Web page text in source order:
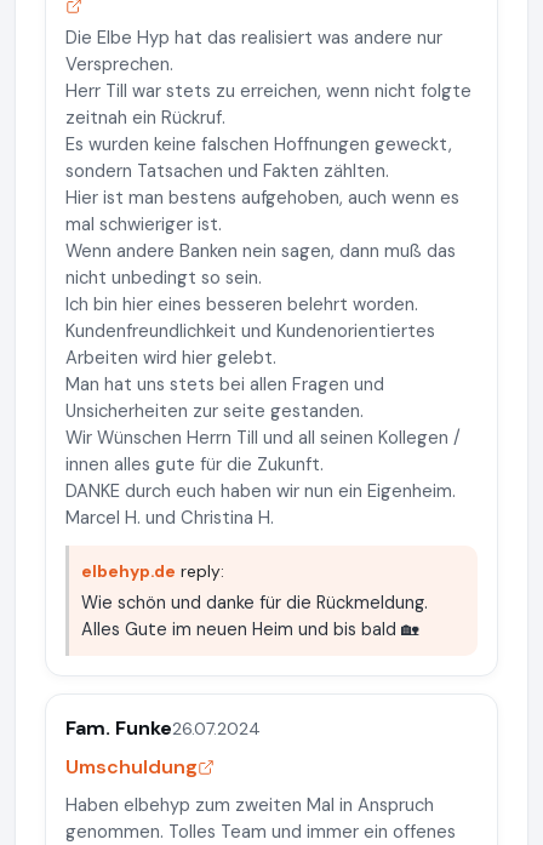
Die Elbe Hyp hat das realisiert was andere nur
Versprechen.
Herr Till war stets zu erreichen, wenn nicht folgte
zeitnah ein Rückruf.
Es wurden keine falschen Hoffnungen geweckt,
sondern Tatsachen und Fakten zählten.
Hier ist man bestens aufgehoben, auch wenn es
mal schwieriger ist.
Wenn andere Banken nein sagen, dann muß das
nicht unbedingt so sein.
Ich bin hier eines besseren belehrt worden.
Kundenfreundlichkeit und Kundenorientiertes
Arbeiten wird hier gelebt.
Man hat uns stets bei allen Fragen und
Unsicherheiten zur seite gestanden.
Wir Wünschen Herrn Till und all seinen Kollegen /
innen alles gute für die Zukunft.
DANKE durch euch haben wir nun ein Eigenheim.
Marcel H. und Christina H.
elbehyp.de reply:
Wie schön und danke für die Rückmeldung.
Alles Gute im neuen Heim und bis bald 🏡
Fam. Funke26.07.2024
Umschuldung
Haben elbehyp zum zweiten Mal in Anspruch
genommen. Tolles Team und immer ein offenes